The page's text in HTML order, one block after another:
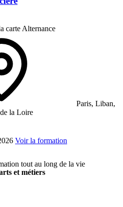
carte Alternance
Paris, Liban,
la Loire
Voir la formation
tout au long de la vie
et métiers